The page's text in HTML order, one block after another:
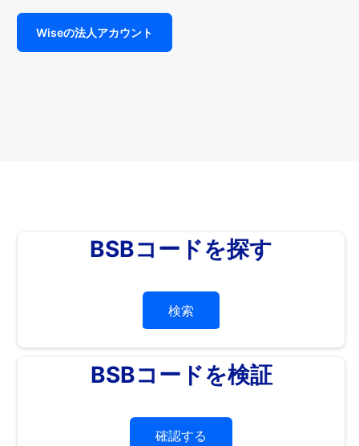
Wiseの法人アカウント
BSBコードを探す
検索
BSBコードを検証
確認する